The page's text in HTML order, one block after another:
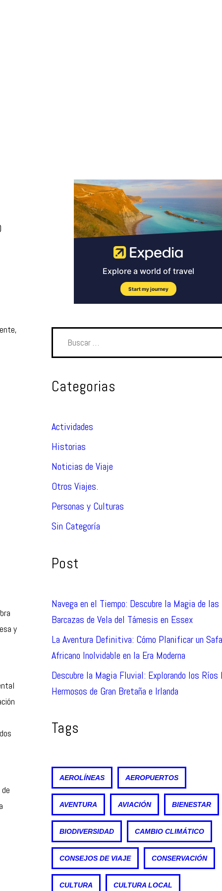
y
Categorias
Actividades
Historias
Noticias de Viaje
Otros Viajes.
Personas y Culturas
Sin Categoría
Post
Navega en el Tiempo: Descubre la Magia de las
Barcazas de Vela del Támesis en Essex
La Aventura Definitiva: Cómo Planificar un
Africano Inolvidable en la Era Moderna
Descubre la Magia Fluvial: Explorando los Ríos
Hermosos de Gran Bretaña e Irlanda
Tags
AEROLÍNEAS AEROPUERTOS
AVENTURA AVIACIÓN BIENESTAR
BIODIVERSIDAD CAMBIO CLIMÁTICO
CONSEJOS DE VIAJE CONSERVACIÓN
CULTURA CULTURA LOCAL